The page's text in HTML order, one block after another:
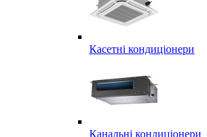
Касетні кондиціонери
Канальні кондиціонери